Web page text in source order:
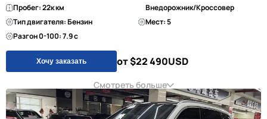
Пробег: 22к км
Внедорожник/Кроссовер
Тип двигателя: Бензин
Мест: 5
Разгон 0-100: 7.9 с
Хочу заказать от $22 490USD
Смотреть больше